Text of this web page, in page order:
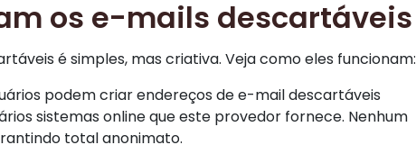
os e-mails descartáveis
é simples, mas criativa. Veja como eles funcionam:
podem criar endereços de e-mail descartáveis
sistemas online que este provedor fornece. Nenhum
total anonimato.